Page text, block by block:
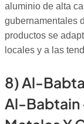
aluminio de alta
gubernamentales
productos se
locales y a las
8) Al-
Al-Babtain